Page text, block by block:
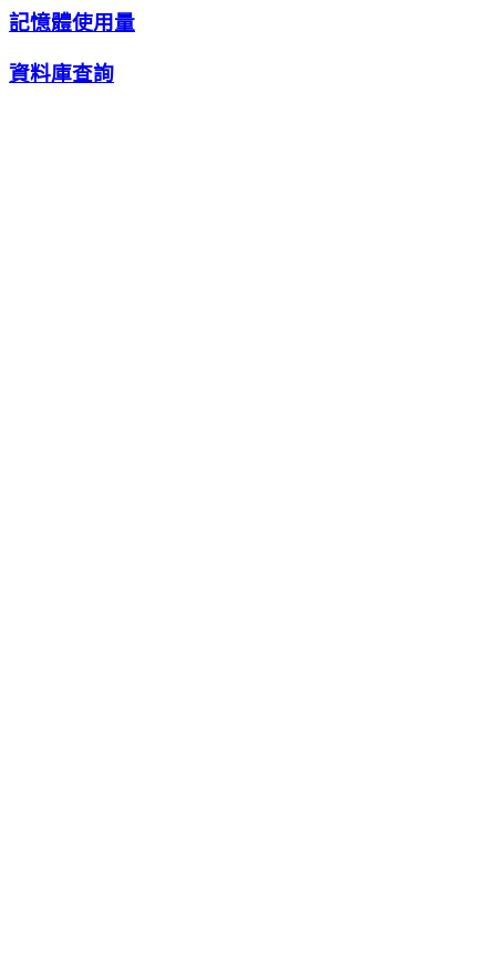
記憶體使用量
資料庫查詢